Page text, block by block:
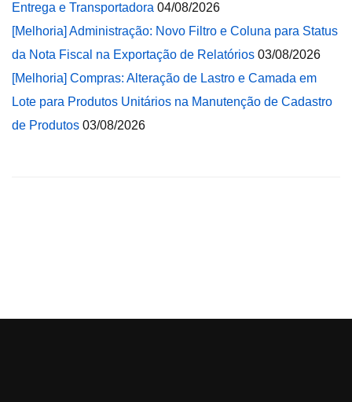
Entrega e Transportadora 04/08/2026
[Melhoria] Administração: Novo Filtro e Coluna para Status
da Nota Fiscal na Exportação de Relatórios 03/08/2026
[Melhoria] Compras: Alteração de Lastro e Camada em
Lote para Produtos Unitários na Manutenção de Cadastro
de Produtos 03/08/2026